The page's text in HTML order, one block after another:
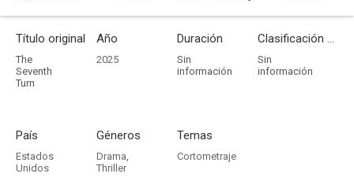
Título original
The
Seventh
Turn
Año
2025
Duración
Sin
información
Clasificación por edades
Sin
información
País
Estados
Unidos
Géneros
Drama,
Thriller
Temas
Cortometraje